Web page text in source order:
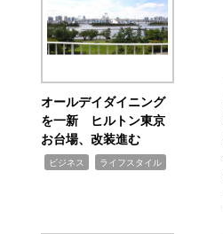
オールデイダイニング
を一新 ヒルトン東京
お台場、改装進む
ビジネス ライフスタイル